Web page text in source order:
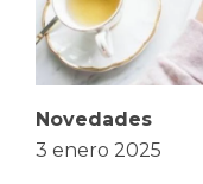
Novedades
3 enero 2025